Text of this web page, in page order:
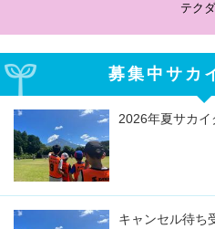
テク
募集中サカ
2026年夏サカイ
キャンセル待ち